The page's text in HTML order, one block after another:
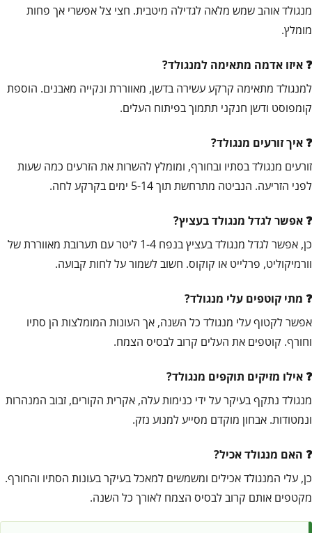
מנגולד אוהב שמש מלאה לגדילה מיטבית. חצי צל אפשרי אך פחות
מומלץ.
איזו אדמה מתאימה למנגולד?
למנגולד מתאימה קרקע עשירה בדשן, מאווררת ונקייה מאבנים. הוספת
קומפוסט ודשן חנקני תתמוך בפיתוח העלים.
איך זורעים מנגולד?
זורעים מנגולד בסתיו ובחורף, ומומלץ להשרות את הזרעים כמה שעות
לפני הזריעה. הנביטה מתרחשת תוך 5-14 ימים בקרקע לחה.
אפשר לגדל מנגולד בעציץ?
כן, אפשר לגדל מנגולד בעציץ בנפח 1-4 ליטר עם תערובת מאווררת של
וורמיקוליט, פרלייט או קוקוס. חשוב לשמור על לחות קבועה.
מתי קוטפים עלי מנגולד?
אפשר לקטוף עלי מנגולד כל השנה, אך העונות המומלצות הן סתיו
וחורף. קוטפים את העלים קרוב לבסיס הצמח.
אילו מזיקים תוקפים מנגולד?
מנגולד נתקף בעיקר על ידי כנימות עלה, אקרית הקורים, זבוב המנהרות
ונמטודות. אבחון מוקדם מסייע למנוע נזק.
האם מנגולד אכיל?
כן, עלי המנגולד אכילים ומשמשים למאכל בעיקר בעונות הסתיו והחורף.
מקטפים אותם קרוב לבסיס הצמח לאורך כל השנה.